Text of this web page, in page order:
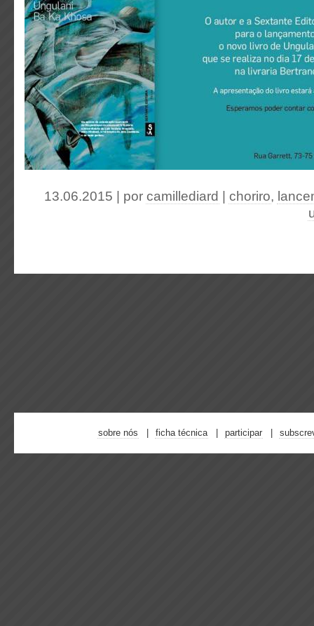
13.06.2015 | por camillediard choriro,
sobre nós ficha técnica participar